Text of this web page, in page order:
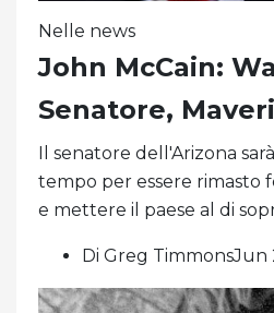
Nelle news
John McCain:
Senatore,
Il senatore dell'Arizona
tempo per essere rimasto
e mettere il paese al di
Di Greg TimmonsJun